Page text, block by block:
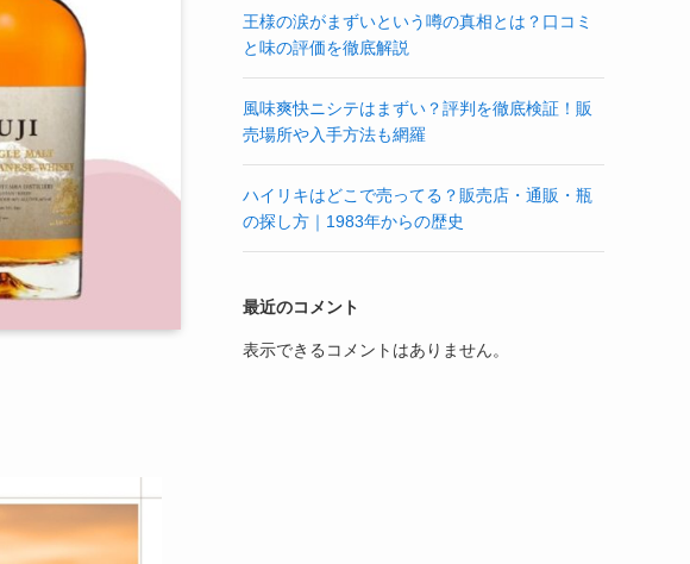
王様の涙がまずいという噂の真相とは？口コミ
と味の評価を徹底解説
風味爽快ニシテはまずい？評判を徹底検証！販
売場所や入手方法も網羅
ハイリキはどこで売ってる？販売店・通販・瓶
の探し方｜1983年からの歴史
最近のコメント
表示できるコメントはありません。